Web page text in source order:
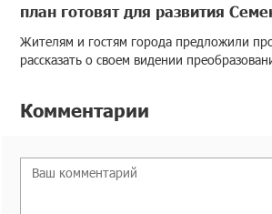
план готовят для развития
Жителям и гостям города предложили
рассказать о своем видении
Комментарии